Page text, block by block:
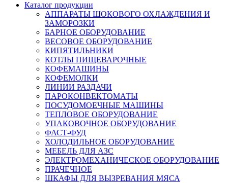
Каталог продукции
АППАРАТЫ ШОКОВОГО ОХЛАЖДЕНИЯ И
ЗАМОРОЗКИ
БАРНОЕ ОБОРУДОВАНИЕ
ВЕСОВОЕ ОБОРУДОВАНИЕ
КИПЯТИЛЬНИКИ
КОТЛЫ ПИЩЕВАРОЧНЫЕ
КОФЕМАШИНЫ
КОФЕМОЛКИ
ЛИНИИ РАЗДАЧИ
ПАРОКОНВЕКТОМАТЫ
ПОСУДОМОЕЧНЫЕ МАШИНЫ
ТЕПЛОВОЕ ОБОРУДОВАНИЕ
УПАКОВОЧНОЕ ОБОРУДОВАНИЕ
ФАСТ-ФУД
ХОЛОДИЛЬНОЕ ОБОРУДОВАНИЕ
МЕБЕЛЬ ДЛЯ АЗС
ЭЛЕКТРОМЕХАНИЧЕСКОЕ ОБОРУДОВАНИЕ
ПРАЧЕЧНОЕ
ШКАФЫ ДЛЯ ВЫЗРЕВАНИЯ МЯСА